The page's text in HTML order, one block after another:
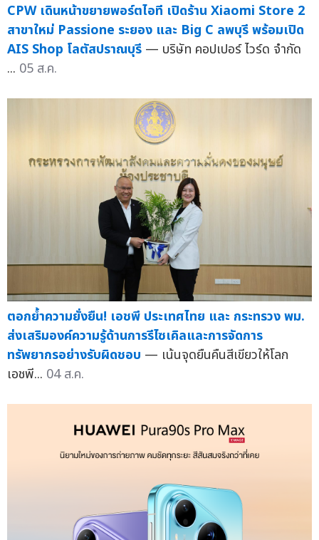
CPW เดินหน้าขยายพอร์ตไอที เปิดร้าน Xiaomi Store 2
สาขาใหม่ Passione ระยอง และ Big C ลพบุรี พร้อมเปิด
AIS Shop โลตัสปราณบุรี — บริษัท คอปเปอร์ ไวร์ด จำกัด
... 05 ส.ค.
ตอกย้ำความยั่งยืน! เอชพี ประเทศไทย และ กระทรวง พม.
ส่งเสริมองค์ความรู้ด้านการรีไซเคิลและการจัดการ
ทรัพยากรอย่างรับผิดชอบ — เน้นจุดยืนคืนสีเขียวให้โลก
เอชพี... 04 ส.ค.